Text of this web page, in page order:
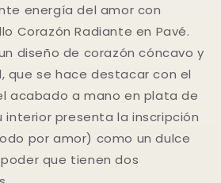
energía del amor con
Corazón Radiante en Pavé.
diseño de corazón cóncavo y
que se hace destacar con el
acabado a mano en plata de
interior presenta la inscripción
por amor) como un dulce
que tienen dos